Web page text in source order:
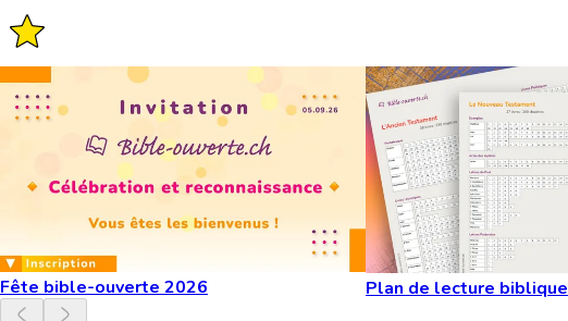
Fête bible-ouverte 2026 Plan de lecture biblique